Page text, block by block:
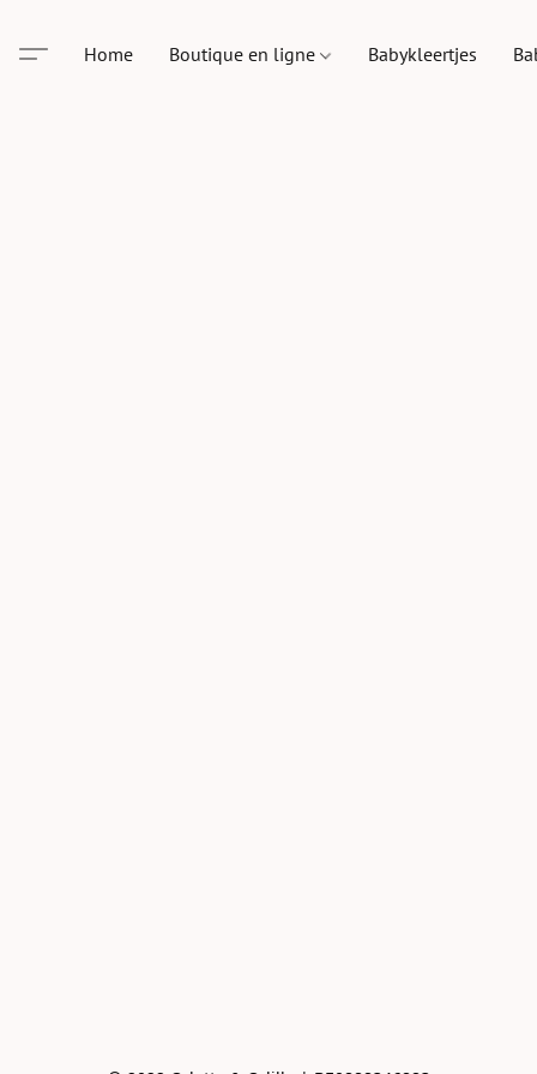
Home Boutique en ligne Babykleertjes